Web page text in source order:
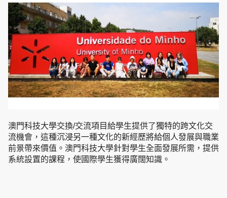
澳門科技大學交換/交流項目給學生提供了獨特的跨文化交
流機會，這種沉浸另一種文化的新經歷將給個人發展與職業
前景帶來價值。澳門科技大學針對學生全面發展所需，提供
系統設置的課程，使國際學生獲得廣闊知識。